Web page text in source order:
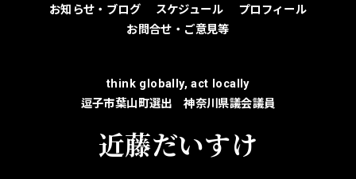
お知らせ・ブログ スケジュール
プロフィール
お問合せ・ご意見等
think globally, act locally
逗子市葉山町選出 神奈川県議会議員
近藤だいすけ